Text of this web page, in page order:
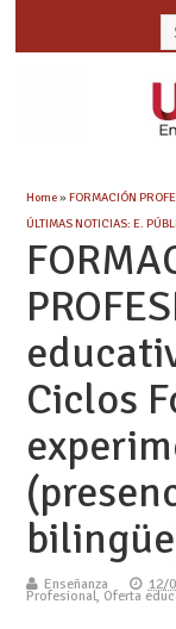
Home»FORMACIÓN
ÚLTIMAS NOTICIAS: E.
Ciclos
Enseñanza 12/
Profesional, Oferta